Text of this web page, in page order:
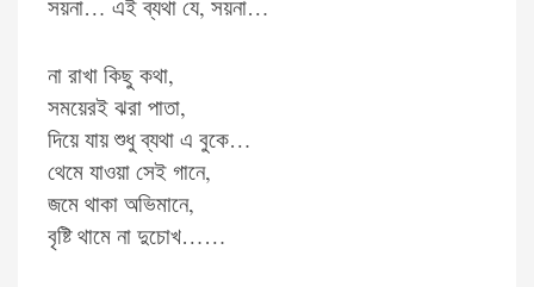
সয়না… এই ব্যথা যে, সয়না…
না রাখা কিছু কথা,
সময়েরই ঝরা পাতা,
দিয়ে যায় শুধু ব্যথা এ বুকে…
থেমে যাওয়া সেই গানে,
জমে থাকা অভিমানে,
বৃষ্টি থামে না দুচোখ……